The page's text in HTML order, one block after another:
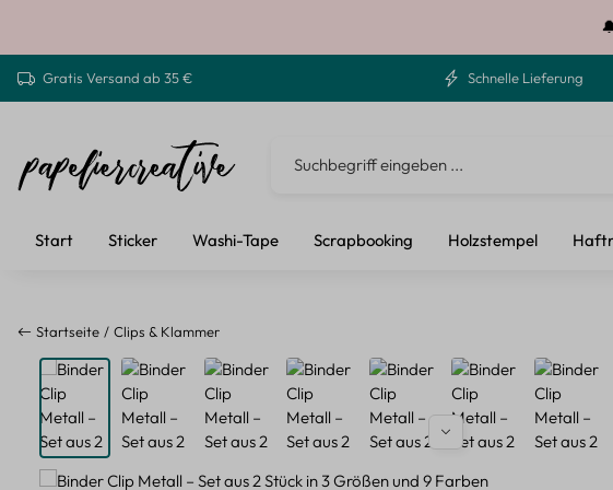
Gratis Versand ab 35 € Schnelle Lieferung
Start Sticker Washi-Tape Scrapbooking Holzstempel
Startseite Clips & Klammer
Bildergalerie überspringen